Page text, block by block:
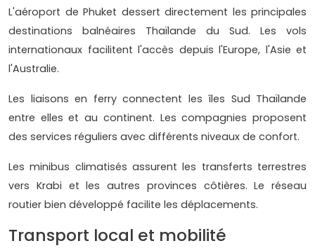
L'aéroport de Phuket dessert directement les principales
destinations balnéaires Thaïlande du Sud. Les vols
internationaux facilitent l'accès depuis l'Europe, l'Asie et
l'Australie.
Les liaisons en ferry connectent les îles Sud Thaïlande
entre elles et au continent. Les compagnies proposent
des services réguliers avec différents niveaux de confort.
Les minibus climatisés assurent les transferts terrestres
vers Krabi et les autres provinces côtières. Le réseau
routier bien développé facilite les déplacements.
Transport local et mobilité